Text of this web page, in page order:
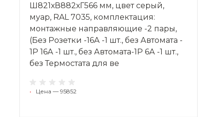
Ш821хВ882хГ566 мм, цвет серый,
муар, RAL 7035, комплектация:
монтажные направляющие -2 пары,
(Без Розетки -16А -1 шт., без Автомата -
1P 16А -1 шт., без Автомата-1P 6А -1 шт.,
без Термостата для ве
• Цена — 95852